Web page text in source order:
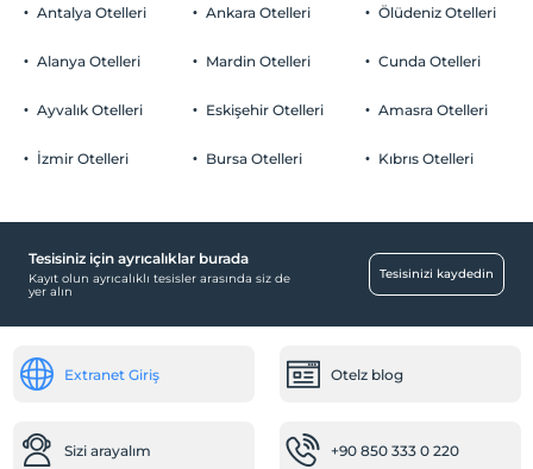
Otopark (Tesis disinda)
Açık Yüzme Havuzu (Sezonluk)
Engelli
Hastaneye kolay ulaşım (15 dakika)
Bebek karyolası
Çocuklar
Her bir oda için 6 yaşına kadar 1 çocuk ücretsizdir
Antalya Otelleri
Alanya Otelleri
Ayvalık Otelleri
İzmir Otelleri
Ankara Otelleri
Mardin Otelleri
Eskişehir Otelleri
Bursa Otelleri
Ölüdeniz Otelleri
Cunda Otelleri
Amasra Otelleri
Kıbrıs Otelleri
Tesisiniz için ayrıcalıklar burada
Kayıt olun ayrıcalıklı tesisler arasında siz de
yer alın
Tesisinizi kaydedin
Extranet Giriş Otelz blog
Sizi arayalım +90 850 333 0 220